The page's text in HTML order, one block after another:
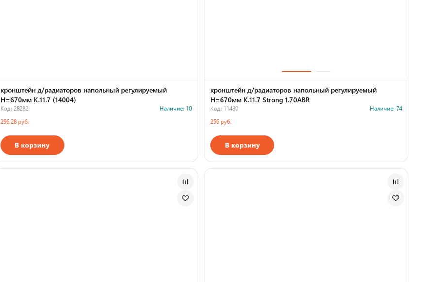
кронштейн д/радиаторов напольный регулируемый
H=670мм К.11.7 (14004)
Код: 28282
Наличие: 10
296.28 руб.
В корзину
кронштейн д/радиаторов напольный регулируемый
H=670мм К.11.7 Strong 1.70ABR
Код: 11480
Наличие: 74
256 руб.
В корзину